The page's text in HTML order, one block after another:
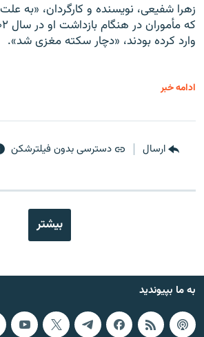
زهرا شفیعی، نویسنده و کارگردان، «به
وارد کرده بودند، «دچار سکته مغزی شد».
ادامه خبر
ارسال دسترسی بدون فیلترشکن
بیشتر
به ما بپیوندید